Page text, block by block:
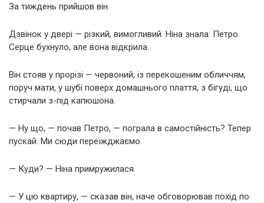
За тиждень прийшов він.
Дзвінок у двері — різкий, вимогливий. Ніна знала: Петро.
Серце бухнуло, але вона відкрила.
Він стояв у прорізі — червоний, із перекошеним обличчям,
поруч мати, у шубі поверх домашнього плаття, з бігуді, що
стирчали з-під капюшона.
— Ну що, — почав Петро, — пограла в самостійність? Тепер
пускай. Ми сюди переїжджаємо.
— Куди? — Ніна примружилася.
— У цю квартиру, — сказав він, наче обговорював похід по